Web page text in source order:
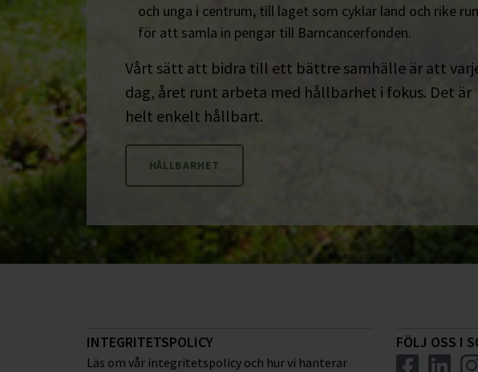
och unga i centrum, till laget som cyklar land och rike
för att samla in pengar till Barncancerfonden.
Vårt sätt att bidra till ett bättre samhälle är att
dag, året runt arbeta med hållbarhet i fokus. Det är
helt enkelt hållbart.
HÅLLBARHET
INTEGRITETSPOLICY
Läs om vår integritetspolicy och hur vi hanterar
FÖLJ OSS I